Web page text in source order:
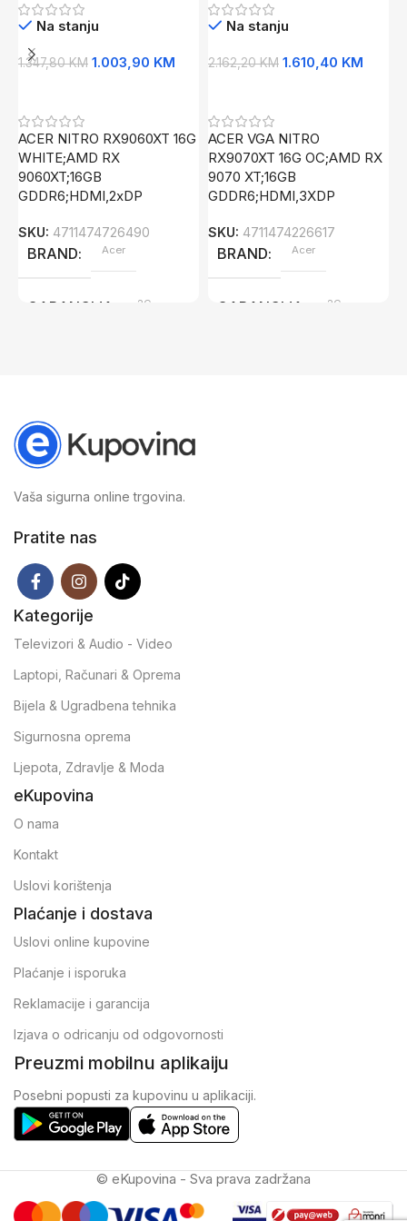
GDDR6;HDMI,2xDP
Na stanju
1.347,80KM 1.003,90 KM
ACER NITRO RX9060XT 16G
WHITE;AMD RX
9060XT;16GB
GDDR6;HDMI,2xDP
SKU: 4711474726490
BRAND Acer
GARANCIJA 2G
GDDR6;HDMI,3XDP
Na stanju
2.162,20KM 1.610,40 KM
ACER VGA NITRO
RX9070XT 16G OC;AMD RX
9070 XT;16GB
GDDR6;HDMI,3XDP
SKU: 4711474226617
BRAND Acer
GARANCIJA 2G
Vaša sigurna online trgovina.
Pratite nas
Kategorije
Televizori & Audio - Video
Laptopi, Računari & Oprema
Bijela & Ugradbena tehnika
Sigurnosna oprema
Ljepota, Zdravlje & Moda
eKupovina
O nama
Kontakt
Uslovi korištenja
Plaćanje i dostava
Uslovi online kupovine
Plaćanje i isporuka
Reklamacije i garancija
Izjava o odricanju od odgovornosti
Preuzmi mobilnu aplikaiju
Posebni popusti za kupovinu u aplikaciji.
© eKupovina - Sva prava zadržana